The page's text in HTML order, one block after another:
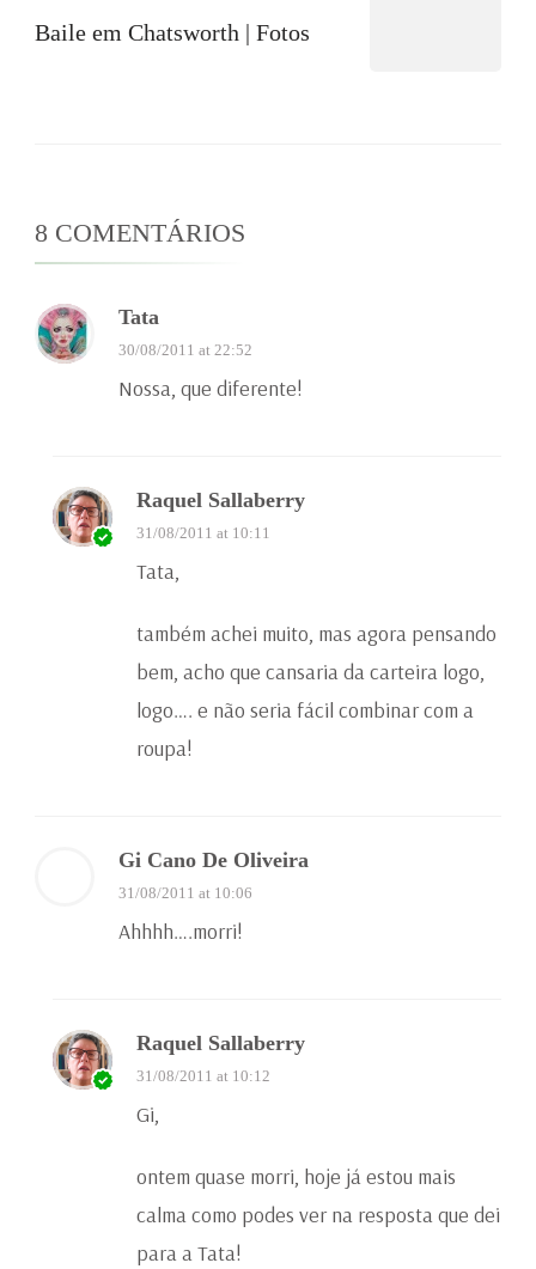
Baile em Chatsworth | Fotos
8 COMENTÁRIOS
Tata
30/08/2011 at 22:52
Nossa, que diferente!
Raquel Sallaberry
31/08/2011 at 10:11
Tata,
também achei muito, mas agora pensando
bem, acho que cansaria da carteira logo,
logo…. e não seria fácil combinar com a
roupa!
Gi Cano De Oliveira
31/08/2011 at 10:06
Ahhhh….morri!
Raquel Sallaberry
31/08/2011 at 10:12
Gi,
ontem quase morri, hoje já estou mais
calma como podes ver na resposta que dei
para a Tata!